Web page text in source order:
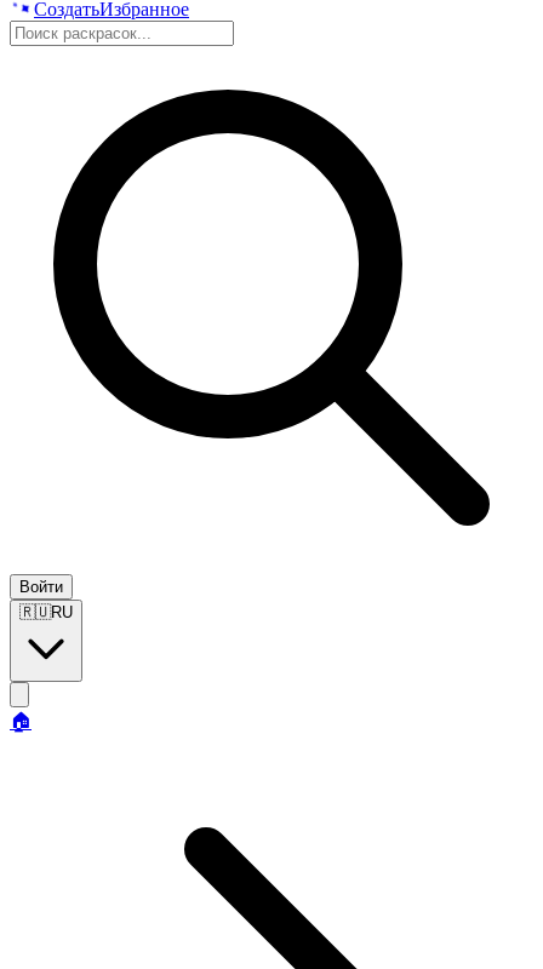
СоздатьИзбранное
Войти
🇷🇺RU
🏠